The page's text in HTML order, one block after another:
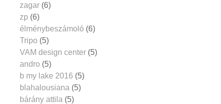
zagar (6)
zp (6)
élménybeszámoló (6)
Tripo (5)
VAM design center (5)
andro (5)
b my lake 2016 (5)
blahalousiana (5)
bárány attila (5)